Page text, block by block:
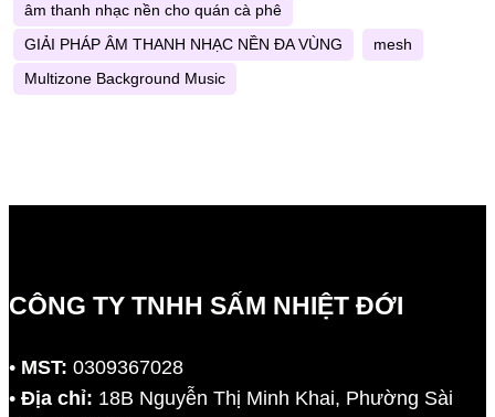
âm thanh nhạc nền cho quán cà phê
GIẢI PHÁP ÂM THANH NHẠC NỀN ĐA VÙNG mesh
Multizone Background Music
CÔNG TY TNHH SẤM NHIỆT ĐỚI
• MST: 0309367028
• Địa chỉ: 18B Nguyễn Thị Minh Khai, Phường Sài